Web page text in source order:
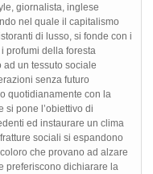
giornalista, inglese
nel quale il capitalismo
di lusso, si fonde con i
profumi della foresta
ad un tessuto sociale
senza futuro
quotidianamente con la
si pone l’obiettivo di
ed instaurare un clima
sociali si espandono
che provano ad alzare
preferiscono dichiarare la